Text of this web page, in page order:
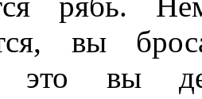
вы
это вы